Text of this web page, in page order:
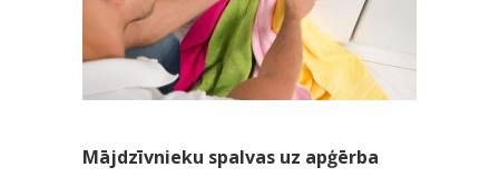
Mājdzīvnieku spalvas uz apģērba